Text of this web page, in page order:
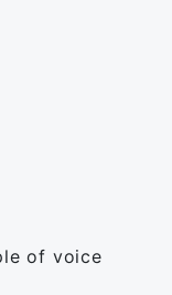
of voice